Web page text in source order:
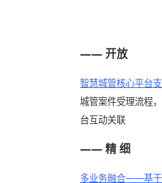
—— 开放
智慧城管核心平台
城管案件受理流程
台互动关联
—— 精 细
多业务融合——基于